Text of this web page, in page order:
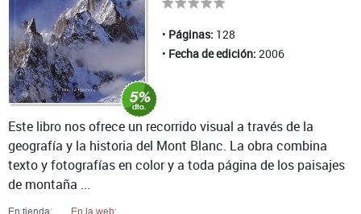
Páginas: 128
Fecha de edición: 2006
En tienda: En la web:
Este libro nos ofrece un recorrido visual a través de la
geografía y la historia del Mont Blanc. La obra combina
texto y fotografías en color y a toda página de los paisajes
de montaña ...